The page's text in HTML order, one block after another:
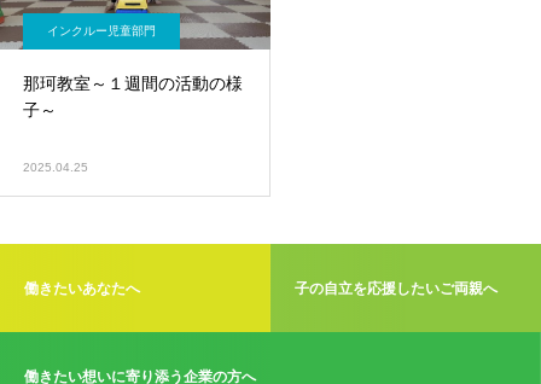
インクルー児童部門
那珂教室～１週間の活動の様
子～
2025.04.25
働きたいあなたへ 子の自立を応援したいご両親へ
働きたい想いに寄り添う企業の方へ